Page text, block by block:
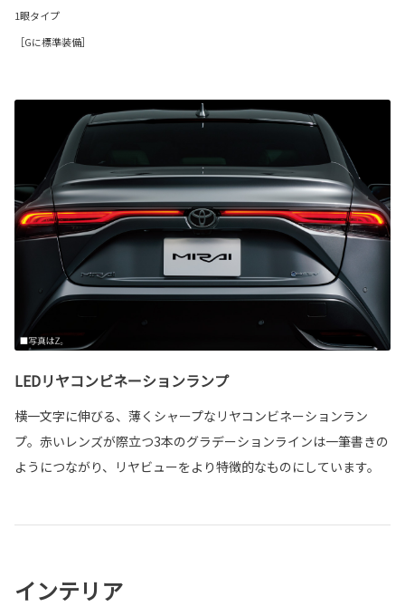
1眼タイプ
［Gに標準装備］
LEDリヤコンビネーションランプ
横一文字に伸びる、薄くシャープなリヤコンビネーションラン
プ。赤いレンズが際立つ3本のグラデーションラインは一筆書きの
ようにつながり、リヤビューをより特徴的なものにしています。
インテリア